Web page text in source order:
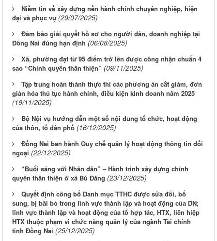
Niềm tin về xây dựng nền hành chính chuyên nghiệp, hiện
đại và phục vụ (29/07/2025)
Đảm bảo giải quyết hồ sơ cho người dân, doanh nghiệp tại
Đồng Nai đúng hạn định (06/08/2025)
Xã, phường đạt từ 95 điểm trở lên được công nhận chuẩn 4
sao “Chính quyền thân thiện” (09/11/2025)
Tập trung hoàn thành thực thi các phương án cắt giảm, đơn
giản hóa thủ tục hành chính, điều kiện kinh doanh năm 2025
(19/11/2025)
Bộ Nội vụ hướng dẫn một số nội dung tổ chức, hoạt động
của thôn, tổ dân phố (16/12/2025)
Đồng Nai ban hành Quy chế quản lý hoạt động thông tin đối
ngoại (22/12/2025)
“Buổi sáng với Nhân dân” – Hành trình xây dựng chính
quyền thân thiện ở xã Bù Đăng (23/12/2025)
Quyết định công bố Danh mục TTHC được sửa đổi, bổ
sung, bị bãi bỏ trong lĩnh vực thành lập và hoạt động của DN;
lĩnh vực thành lập và hoạt động của tổ hợp tác, HTX, liên hiệp
HTX thuộc phạm vi chức năng quản lý của ngành Tài chính
tỉnh Đồng Nai (25/12/2025)